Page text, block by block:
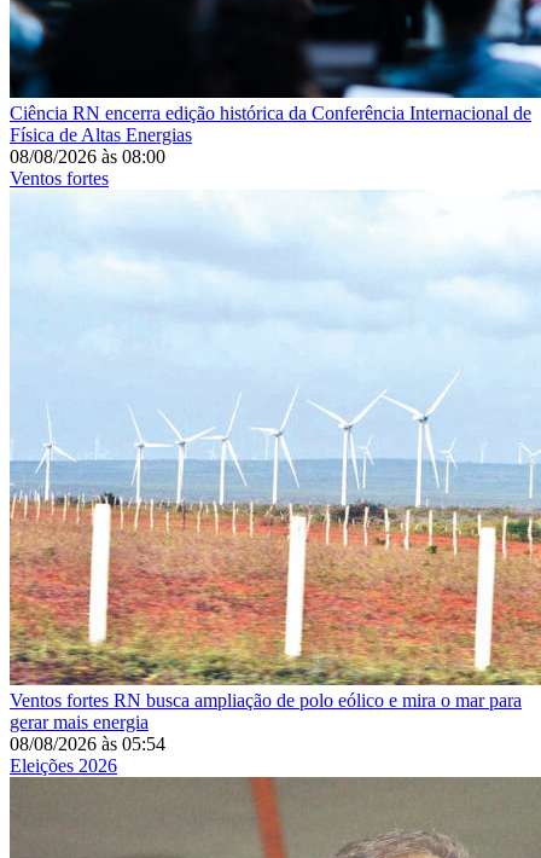
Ciência RN encerra edição histórica da Conferência Internacional de
Física de Altas Energias
08/08/2026 às 08:00
Ventos fortes
Ventos fortes RN busca ampliação de polo eólico e mira o mar para
gerar mais energia
08/08/2026 às 05:54
Eleições 2026